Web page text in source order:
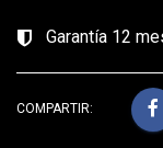
Garantía 12
COMPARTIR: